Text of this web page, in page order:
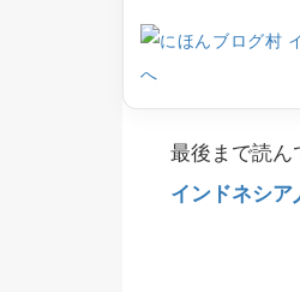
最後まで読ん
インドネシ